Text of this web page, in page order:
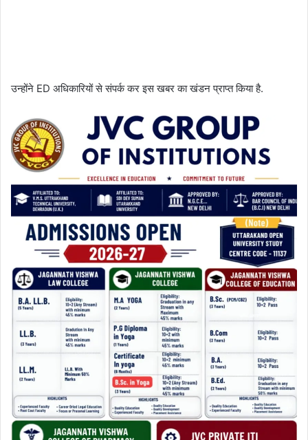
उन्होंने ED अधिकारियों से संपर्क कर इस खबर का खंडन प्राप्त किया है.